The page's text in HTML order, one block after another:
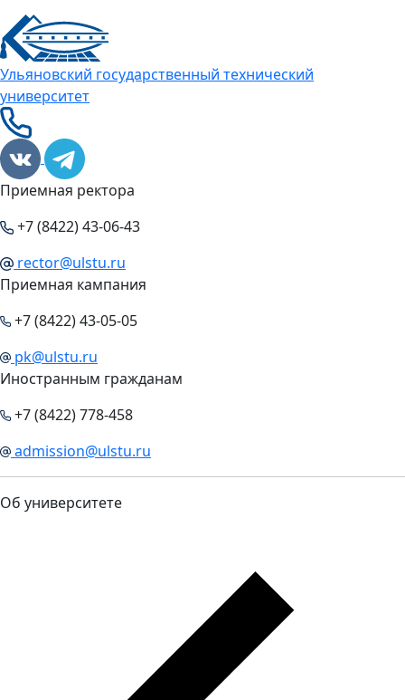
Ульяновский государственный технический
университет
Приемная ректора
+7 (8422) 43-06-43
rector@ulstu.ru
Приемная кампания
+7 (8422) 43-05-05
pk@ulstu.ru
Иностранным гражданам
+7 (8422) 778-458
admission@ulstu.ru
Об университете